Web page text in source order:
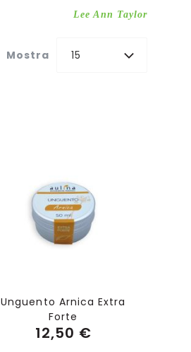
Lee Ann Taylor
Mostra 15
Unguento Arnica Extra
Forte
12,50 €